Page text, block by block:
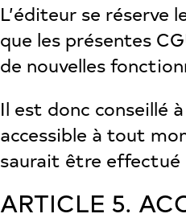
L’éditeur se
que les présentes
de nouvelles
Il est donc conseillé
accessible à tout
saurait être effectué
ARTICLE 5.